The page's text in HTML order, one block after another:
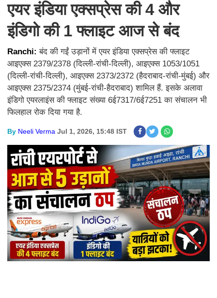
एयर इंडिया एक्सप्रेस की 4 और
इंडिगो की 1 फ्लाइट आज से बंद
Ranchi:बंद की गईं उड़ानों में एयर इंडिया एक्सप्रेस की फ्लाइट
आइएक्स 2379/2378 (दिल्ली-रांची-दिल्ली), आइएक्स 1053/1051
(दिल्ली-रांची-दिल्ली), आइएक्स 2373/2372 (हैदराबाद-रांची-मुंबई) और
आइएक्स 2375/2374 (मुंबई-रांची-हैदराबाद) शामिल हैं. इसके अलावा
इंडिगो एयरलाइंस की फ्लाइट संख्या 6ई7317/6ई7251 का संचालन भी
फिलहाल रोक दिया गया है.
By Neeli Verma Jul 1, 2026, 15:48 IST